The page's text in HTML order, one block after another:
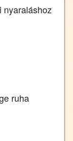
nyaraláshoz
ruha